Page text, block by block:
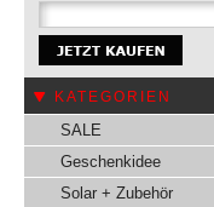
KATEGORIEN
SALE
Geschenkidee
Solar + Zubehör